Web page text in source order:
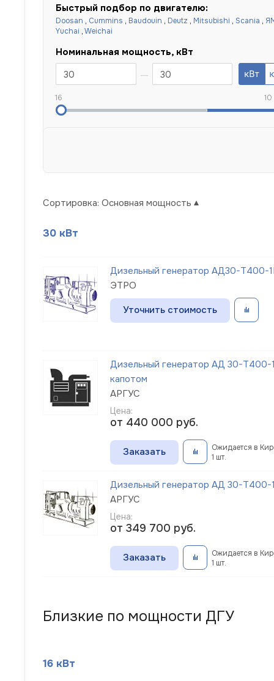
Быстрый подбор по двигателю:
Doosan , Cummins , Baudouin , Deutz , Mitsubishi , Scania ,
Yuchai ,Weichai
Номинальная мощность, кВт
16
Сортировка: Основная мощность
30 кВт
Дизельный генератор АД30-Т400-
ЭТРО
Уточнить стоимость
Дизельный генератор АД 30-Т400-
капотом
АРГУС
Цена:
от 440 000 руб.
Заказать
Ожидается в
1 шт.
Дизельный генератор АД 30-Т400-
АРГУС
Цена:
от 349 700 руб.
Заказать
Ожидается в
1 шт.
Близкие по мощности ДГУ
16 кВт